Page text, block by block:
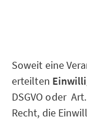
Soweit eine
erteilten
DSGVO oder
Recht, die